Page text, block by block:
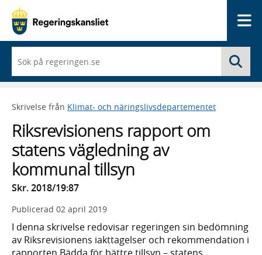
du
börjar
skriva
framträder
lista
med
sökförslag
Skrivelse från Klimat- och näringslivsdepartementet
Riksrevisionens rapport om
statens vägledning av
kommunal tillsyn
Skr. 2018/19:87
Publicerad 02 april 2019
I denna skrivelse redovisar regeringen sin bedömning
av Riksrevisionens iakttagelser och rekommendation i
rapporten Bädda för bättre tillsyn – statens